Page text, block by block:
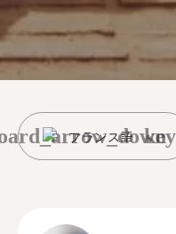
フランス語